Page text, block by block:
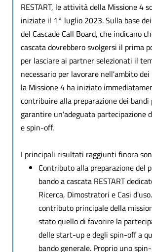
RESTART, le attività della Missione 4
iniziate il 1° luglio 2023. Sulla base
del Cascade Call Board, che indicano
cascata dovrebbero svolgersi il prima
per lasciare ai partner selezionati il
necessario per lavorare nell'ambito
la Missione 4 ha iniziato
contribuire alla preparazione dei bandi
garantire un'adeguata partecipazione
e spin-off.
I principali risultati raggiunti finora
Contributo alla preparazione del
bando a cascata RESTART
Ricerca, Dimostratori e Casi
contributo principale della
stato quello di favorire la
delle start-up e degli spin-off a
bando generale. Proprio uno